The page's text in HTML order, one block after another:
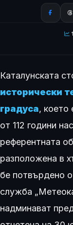
Каталунската
исторически
градуса, което
от 112 години
референтната
разположена в
бе потвърдено
служба
надминават